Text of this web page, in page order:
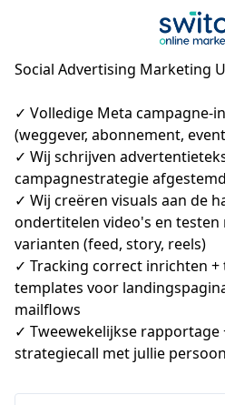
Social Advertising Marketing
✓ Volledige Meta campagne-
(weggever, abonnement,
✓ Wij schrijven
campagnestrategie
✓ Wij creëren visuals aan de
ondertitelen video's en testen
varianten (feed, story, reels)
✓ Tracking correct inrichten
templates voor
mailflows
✓ Tweewekelijkse rapportage
strategiecall met jullie